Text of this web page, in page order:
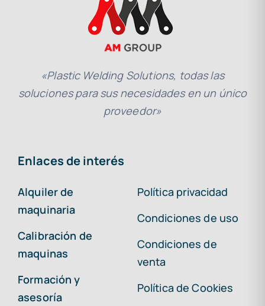
«Plastic Welding Solutions, todas las
soluciones para sus necesidades en un único
proveedor»
Enlaces de interés
Alquiler de
maquinaria
Calibración de
maquinas
Formación y
asesoría
Política privacidad
Condiciones de uso
Condiciones de
venta
Política de Cookies